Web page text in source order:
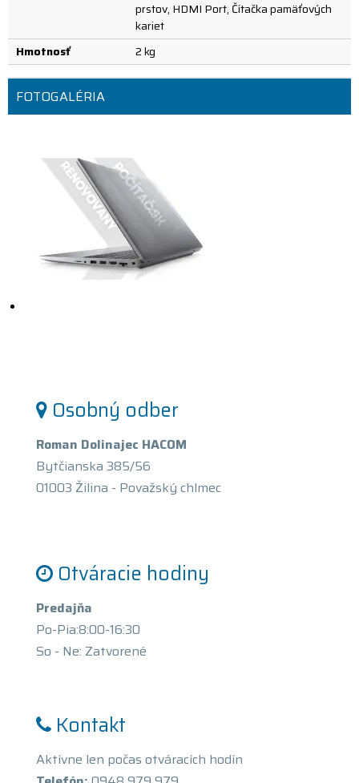
prstov, HDMI Port, Čítačka pamäťových
kariet
Hmotnosť
2 kg
FOTOGALÉRIA
Osobný odber
Roman Dolinajec HACOM
Bytčianska 385/56
01003 Žilina - Považský chlmec
Otváracie hodiny
Predajňa
Po-Pia:8:00-16:30
So - Ne: Zatvorené
Kontakt
Aktívne len počas otváracích hodín